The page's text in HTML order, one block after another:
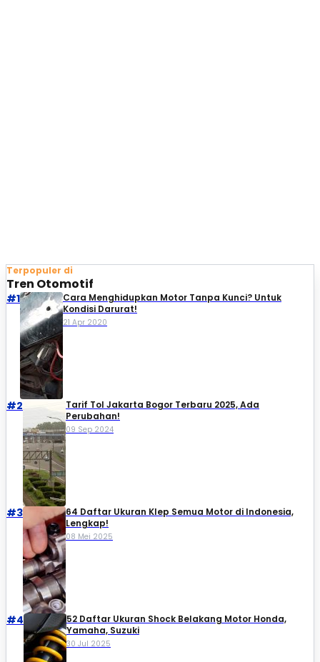
Terpopuler di
Tren Otomotif
#1
Cara Menghidupkan Motor Tanpa Kunci? Untuk
Kondisi Darurat!
21 Apr 2020
#2
Tarif Tol Jakarta Bogor Terbaru 2025, Ada
Perubahan!
09 Sep 2024
#3
64 Daftar Ukuran Klep Semua Motor di Indonesia,
Lengkap!
08 Mei 2025
#4
52 Daftar Ukuran Shock Belakang Motor Honda,
Yamaha, Suzuki​
30 Jul 2025